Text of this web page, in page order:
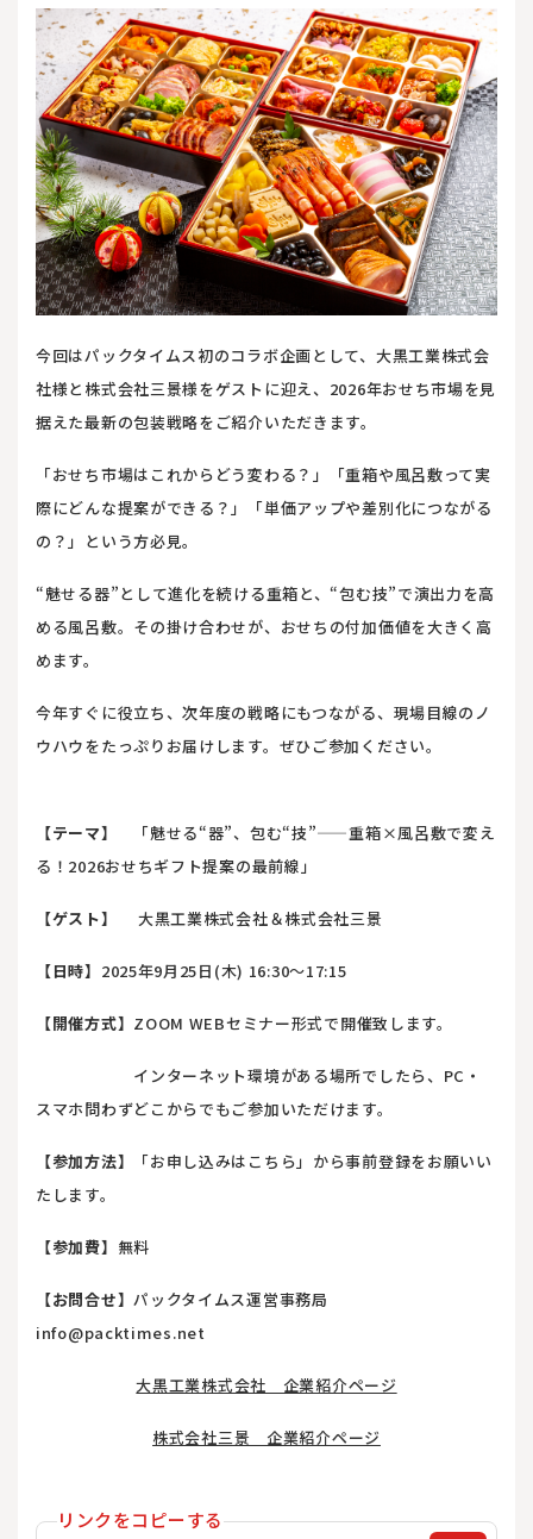
今回はパックタイムス初のコラボ企画として、大黒工業株式会
社様と株式会社三景様をゲストに迎え、2026年おせち市場を見
据えた最新の包装戦略をご紹介いただきます。
「おせち市場はこれからどう変わる？」「重箱や風呂敷って実
際にどんな提案ができる？」「単価アップや差別化につながる
の？」という方必見。
“魅せる器”として進化を続ける重箱と、“包む技”で演出力を高
める風呂敷。その掛け合わせが、おせちの付加価値を大きく高
めます。
今年すぐに役立ち、次年度の戦略にもつながる、現場目線のノ
ウハウをたっぷりお届けします。ぜひご参加ください。
【テーマ】
「魅せる“器”、包む“技”——重箱×風呂敷で変え
る！2026おせちギフト提案の最前線」
【ゲスト】 大黒工業株式会社＆株式会社三景
【日時】 2025年9月25日(木) 16:30～17:15
【開催方式】 ZOOM WEBセミナー形式で開催致します。
インターネット環境がある場所でしたら、PC・
スマホ問わずどこからでもご参加いただけます。
【参加方法】
「お申し込みはこちら」から事前登録をお願いい
たします。
【参加費】 無料
【お問合せ】パックタイムス運営事務局
info@packtimes.net
大黒工業株式会社 企業紹介ページ
株式会社三景 企業紹介ページ
リンクをコピーする